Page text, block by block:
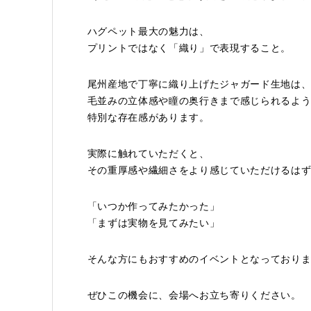
ハグペット最大の魅力は、
プリントではなく「織り」で表現すること。
尾州産地で丁寧に織り上げたジャガード生地は、
毛並みの立体感や瞳の奥行きまで感じられるよう
特別な存在感があります。
実際に触れていただくと、
その重厚感や繊細さをより感じていただけるはず
「いつか作ってみたかった」
「まずは実物を見てみたい」
そんな方にもおすすめのイベントとなっておりま
ぜひこの機会に、会場へお立ち寄りください。